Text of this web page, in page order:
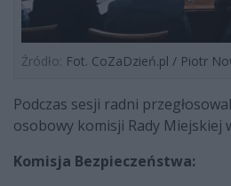
Źródło: Fot. CoZaDzień.pl / Piotr
Podczas sesji radni
osobowy komisji Rady Miejskiej
Komisja Bezpieczeństwa: